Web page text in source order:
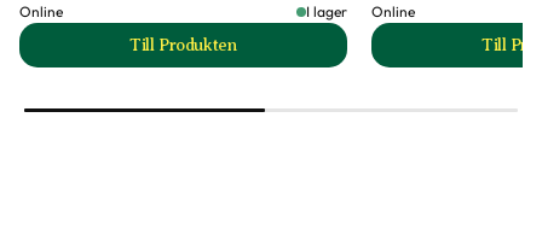
Online
I lager
Till Produkten
till Aubergine 'Rotonda Bianca' produktsida
Online
Till